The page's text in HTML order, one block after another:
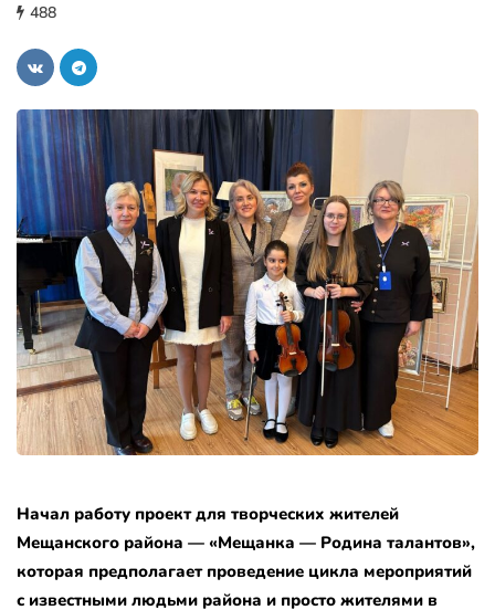
488
Начал работу проект для творческих жителей
Мещанского района — «Мещанка — Родина талантов»,
которая предполагает проведение цикла мероприятий
с известными людьми района и просто жителями в